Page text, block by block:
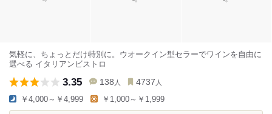
気軽に、ちょっとだけ特別に。ウオークイン型セラーでワインを自由に
選べる イタリアンビストロ
3.35 138 人 4737 人
￥4,000～￥4,999 ￥1,000～￥1,999